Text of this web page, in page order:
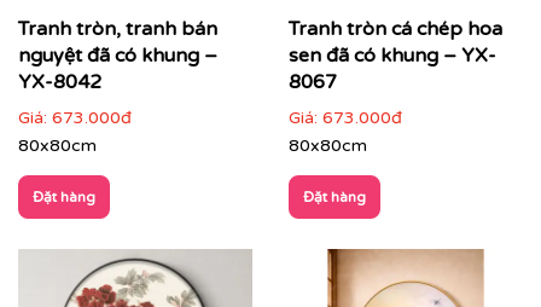
Quý khách có nhu cầu:
⇨Tìm mẫu tranh
đẹp theo chủ đề
⇨Tư vấn in tranh theo yêu cầu
In tranh dán tường
theo nhiều kích thước
Tranh tròn, tranh bán
nguyệt đã có khung –
YX-8042
Giá: 673.000đ
80x80cm
Đặt hàng
Tranh tròn cá chép hoa
sen đã có khung – YX-
8067
Giá: 673.000đ
80x80cm
Đặt hàng